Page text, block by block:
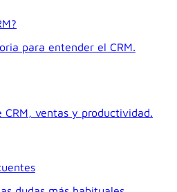
para entender el CRM.
CRM, ventas y productividad.